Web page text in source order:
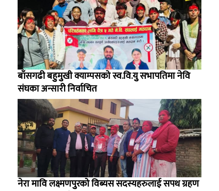
बाँसगढी बहुुमुुखी क्याम्पसको स्व.वि.युु सभापतिमा नेवि
संघका अन्सारी निर्वाचित
नेरा मावि लक्ष्मणपुुरको विब्यस सदस्यहरुलाई सपथ ग्रहण